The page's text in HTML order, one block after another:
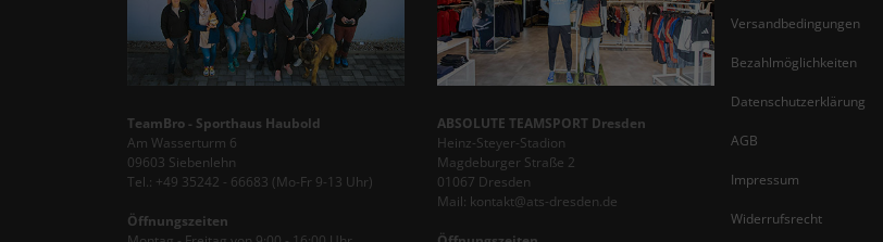
TeamBro - Sporthaus Haubold
Am Wasserturm 6
09603 Siebenlehn
Tel.: +49 35242 - 66683 (Mo-Fr 9-13 Uhr)
Öffnungszeiten
ABSOLUTE TEAMSPORT Dresden
Heinz-Steyer-Stadion
Magdeburger Straße 2
01067 Dresden
Mail: kontakt@ats-dresden.de
Versandbedingungen
Bezahlmöglichkeiten
Datenschutzerklärung
AGB
Impressum
Widerrufsrecht